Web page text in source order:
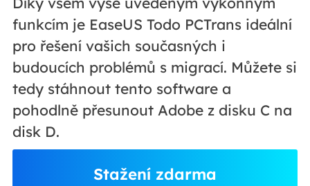
funkcím je EaseUS Todo PCTrans ideální
pro řešení vašich současných i
budoucích problémů s migrací. Můžete si
tedy stáhnout tento software a
pohodlně přesunout Adobe z disku C na
disk D.
Stažení zdarma